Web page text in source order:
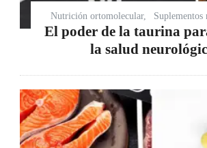
Nutrición ortomolecular Suplementos
El poder de la taurina
la salud